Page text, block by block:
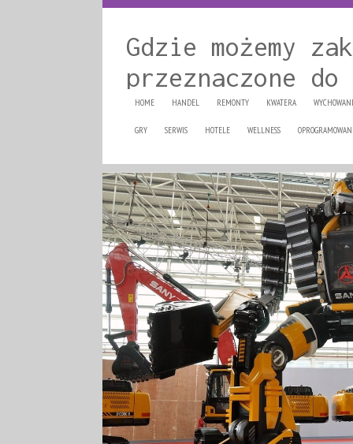
Gdzie możemy
przeznaczone
HOME HANDEL REMONTY KWATERA
GRY SERWIS HOTELE WELLNESS